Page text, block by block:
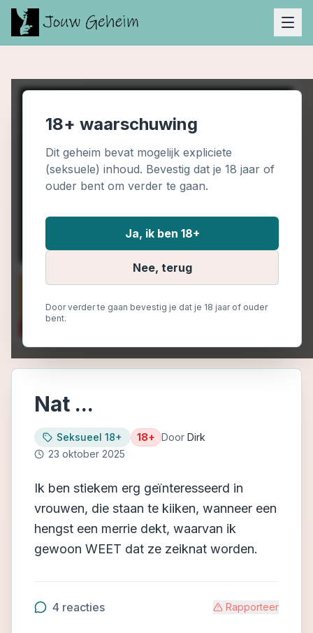
18+ waarschuwing
Dit geheim bevat mogelijk expliciete
(seksuele) inhoud. Bevestig dat je 18 jaar of
ouder bent om verder te gaan.
Ja, ik ben 18+
Nee, terug
Door verder te gaan bevestig je dat je 18 jaar of ouder
bent.
Nat ...
Seksueel 18+ 18+ Door Dirk
23 oktober 2025
Ik ben stiekem erg geïnteresseerd in
vrouwen, die staan te kiiken, wanneer een
hengst een merrie dekt, waarvan ik
gewoon WEET dat ze zeiknat worden.
4 reacties Rapporteer